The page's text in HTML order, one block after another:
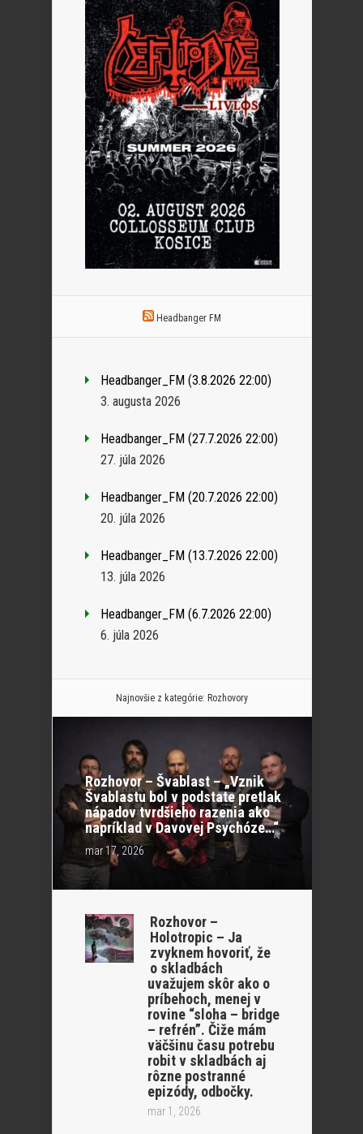
Headbanger FM
Headbanger_FM (3.8.2026 22:00)
3. augusta 2026
Headbanger_FM (27.7.2026 22:00)
27. júla 2026
Headbanger_FM (20.7.2026 22:00)
20. júla 2026
Headbanger_FM (13.7.2026 22:00)
13. júla 2026
Headbanger_FM (6.7.2026 22:00)
6. júla 2026
Najnovšie z kategórie: Rozhovory
Rozhovor – Švablast – „Vznik
Švablastu bol v podstate pretlak
nápadov tvrdšieho razenia ako
napríklad v Davovej Psychóze…“
mar 17, 2026
Rozhovor –
Holotropic – Ja
zvyknem hovoriť, že
o skladbách
uvažujem skôr ako o
príbehoch, menej v
rovine “sloha – bridge
– refrén”. Čiže mám
väčšinu času potrebu
robit v skladbách aj
rôzne postranné
epizódy, odbočky.
mar 1, 2026